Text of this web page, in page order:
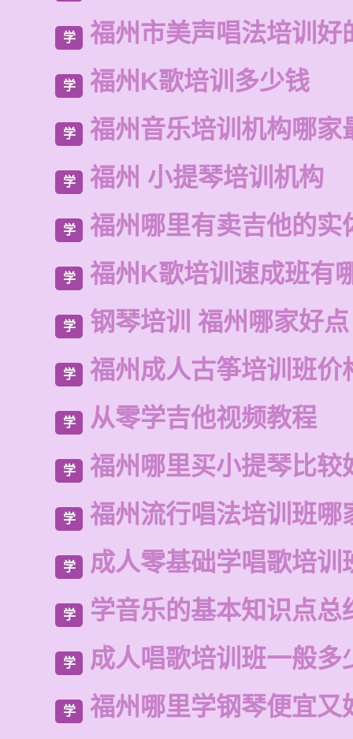
学 福州市美声唱法培训好
学 福州K歌培训多少钱
学 福州音乐培训机构哪家
学 福州 小提琴培训机构
学 福州哪里有卖吉他的实
学 福州K歌培训速成班有
学 钢琴培训 福州哪家好点
学 福州成人古筝培训班价
学 从零学吉他视频教程
学 福州哪里买小提琴比较
学 福州流行唱法培训班哪
学 成人零基础学唱歌培训
学 学音乐的基本知识点总
学 成人唱歌培训班一般多
学 福州哪里学钢琴便宜又